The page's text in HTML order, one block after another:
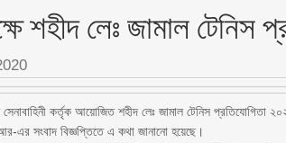
শহীদ লেঃ জামাল টেনিস
সেনাবাহিনী কর্তৃক আয়োজিত শহীদ লেঃ জামাল টেনিস প্রতিযোগিতা
এর সংবাদ বিজ্ঞপ্তিতে এ কথা জানানো হয়েছে।